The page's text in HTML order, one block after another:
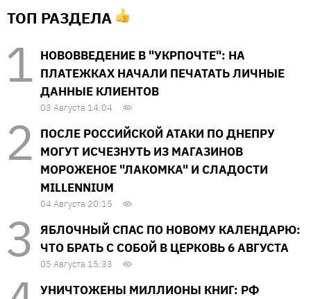
ТОП РАЗДЕЛА
НОВОВВЕДЕНИЕ В "УКРПОЧТЕ": НА
ПЛАТЕЖКАХ НАЧАЛИ ПЕЧАТАТЬ ЛИЧНЫЕ
ДАННЫЕ КЛИЕНТОВ
03 Августа 14:04
ПОСЛЕ РОССИЙСКОЙ АТАКИ ПО ДНЕПРУ
МОГУТ ИСЧЕЗНУТЬ ИЗ МАГАЗИНОВ
МОРОЖЕНОЕ "ЛАКОМКА" И СЛАДОСТИ
MILLENNIUM
04 Августа 20:15
ЯБЛОЧНЫЙ СПАС ПО НОВОМУ КАЛЕНДАРЮ:
ЧТО БРАТЬ С СОБОЙ В ЦЕРКОВЬ 6 АВГУСТА
05 Августа 15:33
УНИЧТОЖЕНЫ МИЛЛИОНЫ КНИГ: РФ